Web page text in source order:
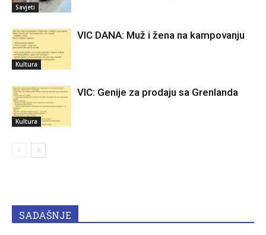
Savjeti
Kultura
VIC DANA: Muž i žena na kampovanju
Kultura
VIC: Genije za prodaju sa Grenlanda
SADAŠNJE